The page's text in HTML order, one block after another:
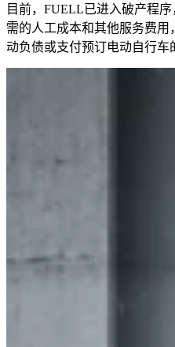
目前，FUELL已进入破产程
需的人工成本和其他服务费
动负债或支付预订电动自行车